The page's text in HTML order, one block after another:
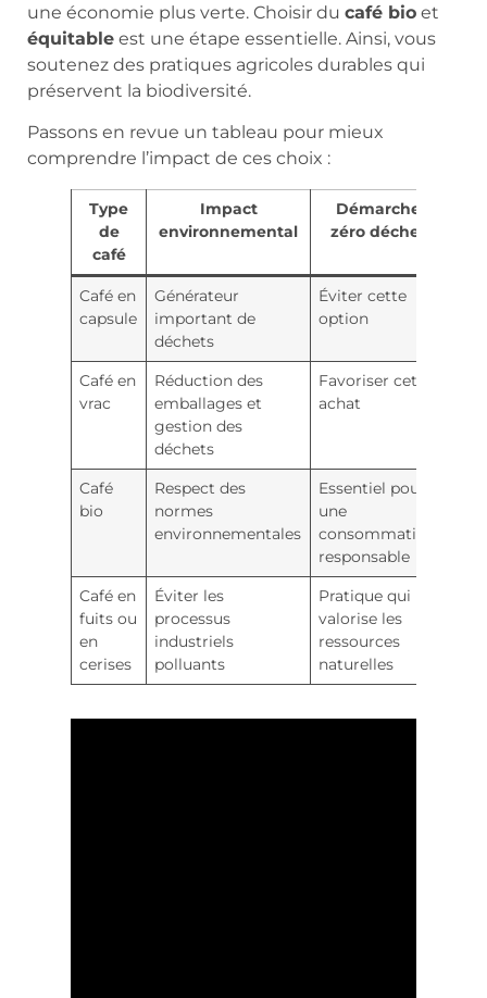
une économie plus verte. Choisir du café bio et
équitable est une étape essentielle. Ainsi, vous
soutenez des pratiques agricoles durables qui
préservent la biodiversité.
Passons en revue un tableau pour mieux
comprendre l’impact de ces choix :
Type
de
café
Impact
environnemental
Démarche
zéro déchet
Café en
capsule
Générateur
important de
déchets
Éviter cette
option
Café en
vrac
Réduction des
emballages et
gestion des
déchets
Favoriser cet
achat
Café
bio
Respect des
normes
environnementales
Essentiel pour
une
consommation
responsable
Café en
fuits ou
en
cerises
Éviter les
processus
industriels
polluants
Pratique qui
valorise les
ressources
naturelles